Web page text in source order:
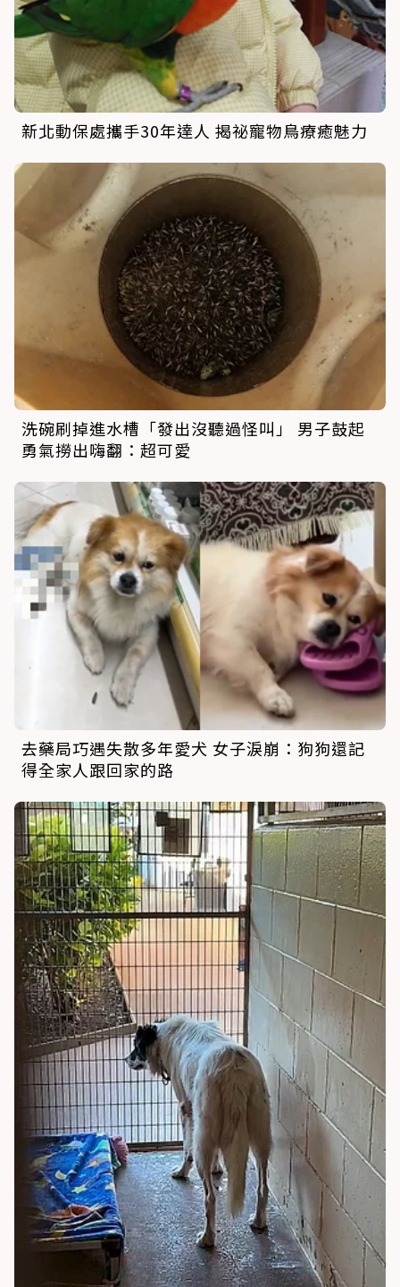
新北動保處攜手30年達人 揭祕寵物鳥療癒魅力
洗碗刷掉進水槽「發出沒聽過怪叫」 男子鼓起
勇氣撈出嗨翻：超可愛
去藥局巧遇失散多年愛犬 女子淚崩：狗狗還記
得全家人跟回家的路